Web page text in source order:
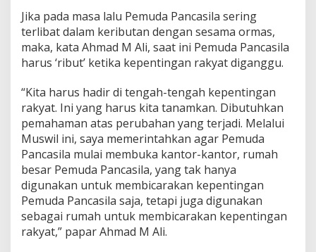
Jika pada masa lalu Pemuda Pancasila sering
terlibat dalam keributan dengan sesama ormas,
maka, kata Ahmad M Ali, saat ini Pemuda Pancasila
harus ‘ribut’ ketika kepentingan rakyat diganggu.
“Kita harus hadir di tengah-tengah kepentingan
rakyat. Ini yang harus kita tanamkan. Dibutuhkan
pemahaman atas perubahan yang terjadi. Melalui
Muswil ini, saya memerintahkan agar Pemuda
Pancasila mulai membuka kantor-kantor, rumah
besar Pemuda Pancasila, yang tak hanya
digunakan untuk membicarakan kepentingan
Pemuda Pancasila saja, tetapi juga digunakan
sebagai rumah untuk membicarakan kepentingan
rakyat,” papar Ahmad M Ali.